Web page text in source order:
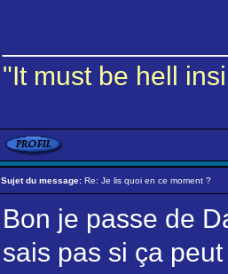
"It must be hell
Sujet du message: Re: Je lis quoi en ce moment ?
Bon je passe de
sais pas si ça